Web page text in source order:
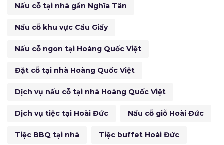
Nấu cỗ tại nhà gần Nghĩa Tân
Nấu cỗ khu vực Cầu Giấy
Nấu cỗ ngon tại Hoàng Quốc Việt
Đặt cỗ tại nhà Hoàng Quốc Việt
Dịch vụ nấu cỗ tại nhà Hoàng Quốc Việt
Dịch vụ tiệc tại Hoài Đức Nấu cỗ giỗ Hoài Đức
Tiệc BBQ tại nhà Tiệc buffet Hoài Đức